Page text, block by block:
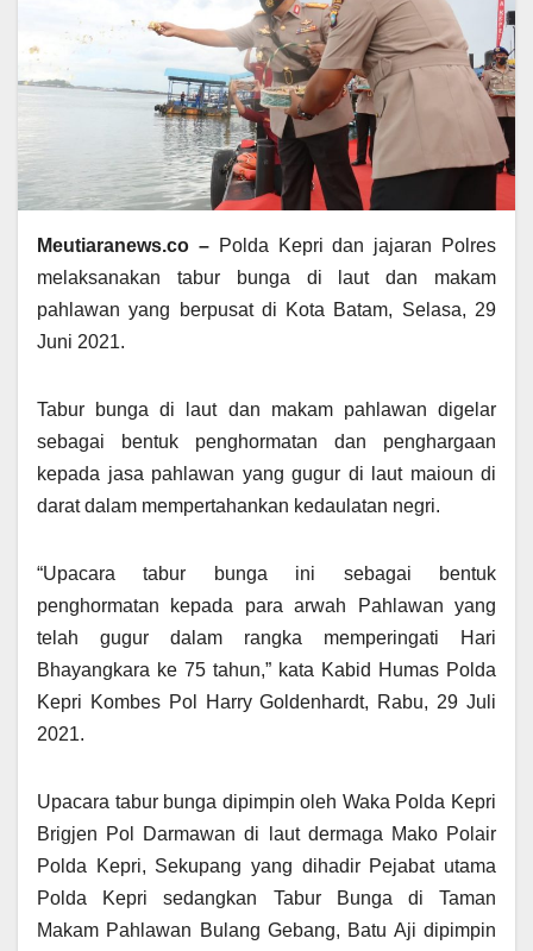
Meutiaranews.co –Polda Kepri dan jajaran Polres
melaksanakan tabur bunga di laut dan makam
pahlawan yang berpusat di Kota Batam, Selasa, 29
Juni 2021.
Tabur bunga di laut dan makam pahlawan digelar
sebagai bentuk penghormatan dan penghargaan
kepada jasa pahlawan yang gugur di laut maioun di
darat dalam mempertahankan kedaulatan negri.
“Upacara tabur bunga ini sebagai bentuk
penghormatan kepada para arwah Pahlawan yang
telah gugur dalam rangka memperingati Hari
Bhayangkara ke 75 tahun,” kata Kabid Humas Polda
Kepri Kombes Pol Harry Goldenhardt, Rabu, 29 Juli
2021.
Upacara tabur bunga dipimpin oleh Waka Polda Kepri
Brigjen Pol Darmawan di laut dermaga Mako Polair
Polda Kepri, Sekupang yang dihadir Pejabat utama
Polda Kepri sedangkan Tabur Bunga di Taman
Makam Pahlawan Bulang Gebang, Batu Aji dipimpin